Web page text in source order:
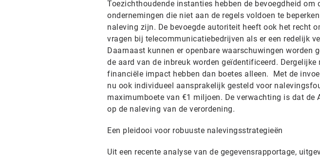
Toezichthoudende instanties hebben de bevoegdheid
ondernemingen die niet aan de regels voldoen te
naleving zijn. De bevoegde autoriteit heeft ook het recht
vragen bij telecommunicatiebedrijven als er een redelijk
Daarnaast kunnen er openbare waarschuwingen worden
de aard van de inbreuk worden geïdentificeerd. Dergelijke
financiële impact hebben dan boetes alleen. Met de
nu ook individueel aansprakelijk gesteld voor
maximumboete van €1 miljoen. De verwachting is dat de
op de naleving van de verordening.
Een pleidooi voor robuuste nalevingsstrategieën
Uit een recente analyse van de gegevensrapportage,